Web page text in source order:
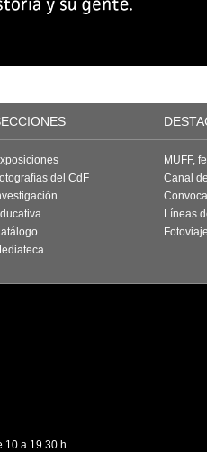
del CdF
MUFF,
Canal
Líneas
10 a 19.30 h.